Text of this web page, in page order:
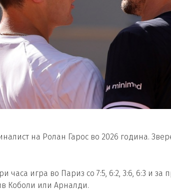
на Ролан Гарос во 2026 година.
часа игра во Париз со 7:5, 6:2, 3:6, 6:3 и за
Коболи или Арналди.